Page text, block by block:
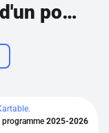
Lire les coordonnées d'un point dans un repère de l'espace
2025-2026